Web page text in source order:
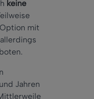
keine
mit
Jahren